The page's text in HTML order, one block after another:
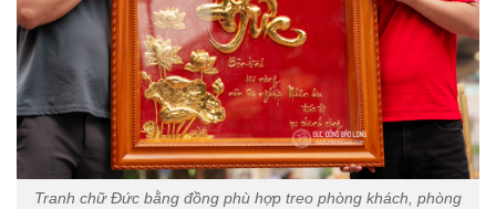
Tranh chữ Đức bằng đồng phù hợp treo phòng khách, phòng